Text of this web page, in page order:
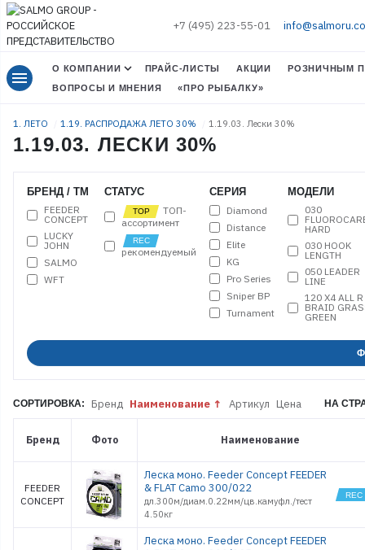
+7 (495) 223-55-01
menu О КОМПАНИИ ПРАЙС-ЛИСТЫ АКЦИИ
РОЗНИЧНЫМ
ВОПРОСЫ И МНЕНИЯ
«ПРО РЫБАЛКУ»
1. ЛЕТО 1.19. РАСПРОДАЖА ЛЕТО 30% 1.19.03. Лески 30%
1.19.03. ЛЕСКИ 30%
БРЕНД / ТМ
FEEDER
CONCEPT
LUCKY
JOHN
SALMO
WFT
СТАТУС
ТОП-
ассортимент
рекомендуемый
СЕРИЯ
Diamond
Distance
Elite
KG
Pro Series
Sniper BP
Turnament
МОДЕЛИ
030
HARD
030 HOOK
LENGTH
050 LEADER
LINE
120 Х4 ALL R
BRAID
GREEN
MATCH
SINKING
DYNAMIX
150 STRONG
СОРТИРОВКА: Бренд Наименование Артикул Цена НА
Бренд Фото Наименование
FEEDER
CONCEPT
Леска моно. Feeder Concept FEEDER
& FLAT Camo 300/022
дл.300м/диам.0.22мм/цв.камуфл./тест
4.50кг
Леска моно. Feeder Concept FEEDER